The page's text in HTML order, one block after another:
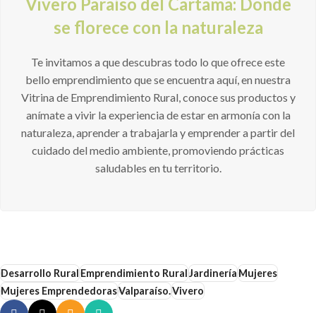
se florece con la naturaleza
Te invitamos a que descubras todo lo que ofrece este
bello emprendimiento que se encuentra aquí, en nuestra
Vitrina de Emprendimiento Rural, conoce sus productos y
anímate a vivir la experiencia de estar en armonía con la
naturaleza, aprender a trabajarla y emprender a partir del
cuidado del medio ambiente, promoviendo prácticas
saludables en tu territorio.
Desarrollo RuralEmprendimiento RuralJardineríaMujeres
Mujeres EmprendedorasValparaíso.Vivero